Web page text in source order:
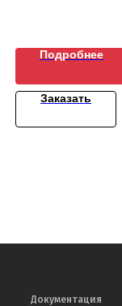
Подробнее
Заказать
Документация